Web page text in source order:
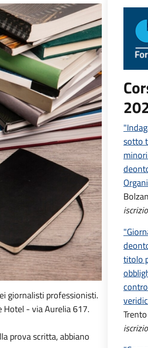
giornalisti professionisti.
Hotel - via Aurelia 617.
prova scritta, abbiano
sotto
titolo